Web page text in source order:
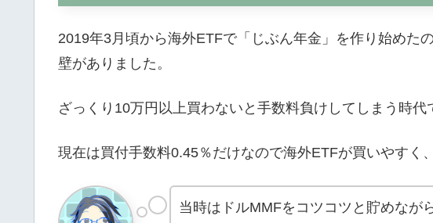
2019年3月頃から海外ETFで「じぶん年金」を作り始めた
壁がありました。
ざっくり10万円以上買わないと手数料負けしてしまう時代
現在は買付手数料0.45％だけなので海外ETFが買いやすく
当時はドルMMFをコツコツと貯めなが